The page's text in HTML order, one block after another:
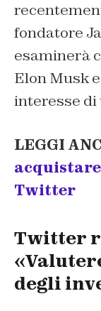
fondatore
esaminerà
Elon Musk
interesse di
LEGGI
acquistare
Twitter
Twitter
degli